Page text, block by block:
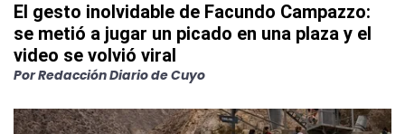
El gesto inolvidable de Facundo Campazzo:
se metió a jugar un picado en una plaza y el
video se volvió viral
PorRedacción Diario de Cuyo